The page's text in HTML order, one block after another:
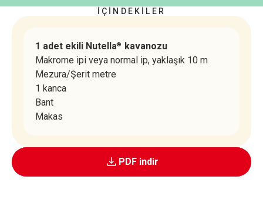
İÇİNDEKİLER
1 adet ekili Nutella®
kavanozu
Makrome ipi veya normal ip, yaklaşık 10 m
Mezura/Şerit metre
1 kanca
Bant
Makas
PDF indir